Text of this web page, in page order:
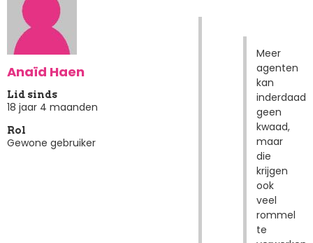
Anaïd Haen
Lid sinds
18 jaar 4 maanden
Rol
Gewone gebruiker
Meer
agenten
kan
inderdaad
geen
kwaad,
maar
die
krijgen
ook
veel
rommel
te